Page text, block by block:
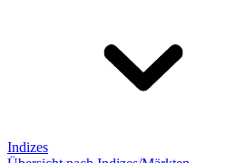
Indizes